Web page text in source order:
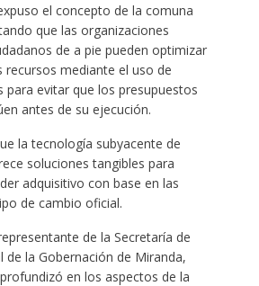
el concepto de la comuna
que las organizaciones
de a pie pueden optimizar
recursos mediante el uso de
para evitar que los presupuestos
antes de su ejecución.
la tecnología subyacente de
soluciones tangibles para
adquisitivo con base en las
de cambio oficial.
de la Secretaría de
de la Gobernación de Miranda,
en los aspectos de la